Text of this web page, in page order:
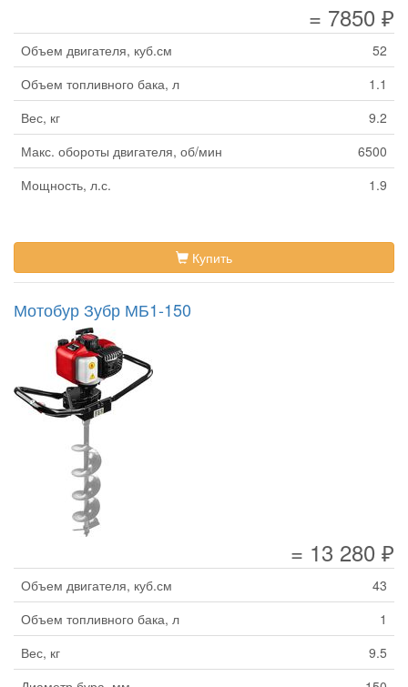
= 7850 ₽
Объем двигателя, куб.см
52
Объем топливного бака, л
1.1
Вес, кг
9.2
Макс. обороты двигателя, об/мин
6500
Мощность, л.с.
1.9
Купить
Мотобур Зубр МБ1-150
= 13 280 ₽
Объем двигателя, куб.см
43
Объем топливного бака, л
1
Вес, кг
9.5